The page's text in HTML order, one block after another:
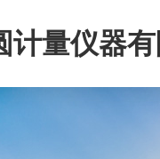
计量仪器